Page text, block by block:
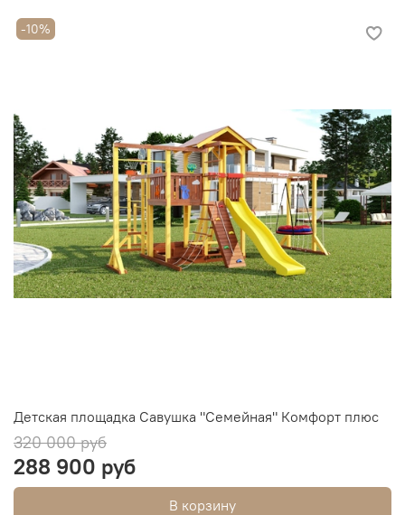
-10%
Детская площадка Савушка "Семейная" Комфорт плюс
320 000 руб
288 900 руб
В корзину